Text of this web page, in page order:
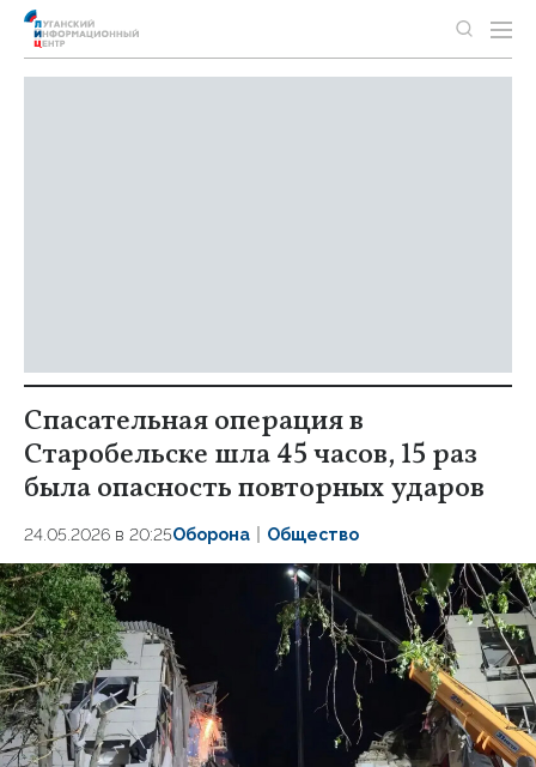
Спасательная операция в
Старобельске шла 45 часов, 15 раз
была опасность повторных ударов
24.05.2026 в 20:25Оборона Общество